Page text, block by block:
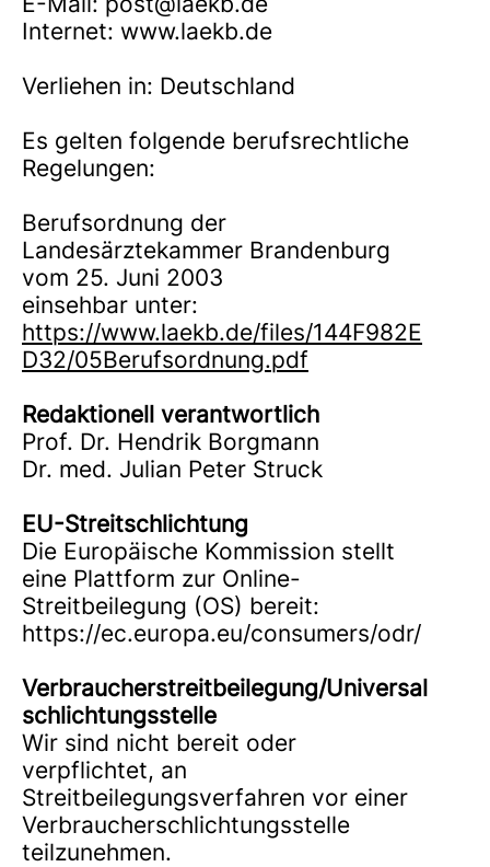
Internet: www.laekb.de
Verliehen in: Deutschland
Es gelten folgende berufsrechtliche
Regelungen:
Berufsordnung der
Landesärztekammer Brandenburg
vom 25. Juni 2003
einsehbar unter:
https://www.laekb.de/files/144F982E
D32/05Berufsordnung.pdf
Redaktionell verantwortlich
Prof. Dr. Hendrik Borgmann
Dr. med. Julian Peter Struck
EU-Streitschlichtung
Die Europäische Kommission stellt
eine Plattform zur Online-
Streitbeilegung (OS) bereit:
https://ec.europa.eu/consumers/odr/
Verbraucherstreitbeilegung/Universal
schlichtungsstelle
Wir sind nicht bereit oder
verpflichtet, an
Streitbeilegungsverfahren vor einer
Verbraucherschlichtungsstelle
teilzunehmen.